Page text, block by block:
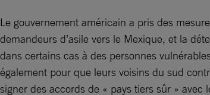
Le gouvernement américain a pris des
demandeurs d’asile vers le Mexique, et la
dans certains cas à des personnes
également pour que leurs voisins du sud
signer des accords de « pays tiers sûr » avec